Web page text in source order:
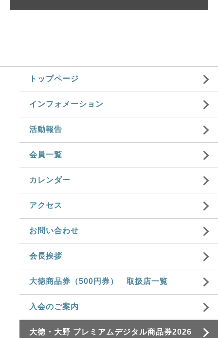
トップページ
インフォメーション
活動報告
会員一覧
カレンダー
アクセス
お問い合わせ
会長挨拶
大徳商品券（500円券） 取扱店一覧
入会のご案内
大徳・大野 プレミアムデジタル商品券2026